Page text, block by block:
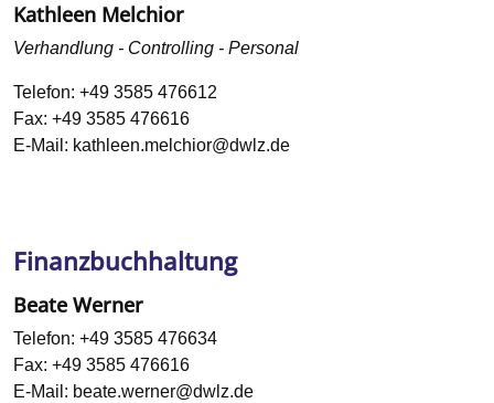
Kathleen Melchior
Verhandlung - Controlling - Personal
Telefon: +49 3585 476612
Fax: +49 3585 476616
E-Mail: kathleen.melchior@dwlz.de
Finanzbuchhaltung
Beate Werner
Telefon: +49 3585 476634
Fax: +49 3585 476616
E-Mail: beate.werner@dwlz.de